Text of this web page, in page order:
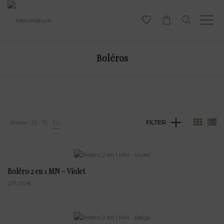
Boléros
Show 12 15 30 FILTER
Boléro 2 en 1 MN – Violet
217.00€